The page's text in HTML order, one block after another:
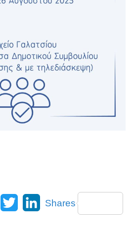
Facebook
Twitter LinkedIn
Shares